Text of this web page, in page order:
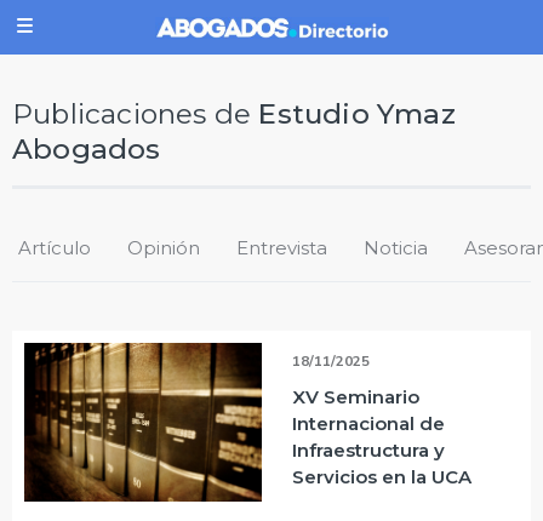
Publicaciones de Estudio Ymaz
Abogados
Artículo Opinión Entrevista Noticia
18/11/2025
XV Seminario
Internacional de
Infraestructura y
Servicios en la UCA